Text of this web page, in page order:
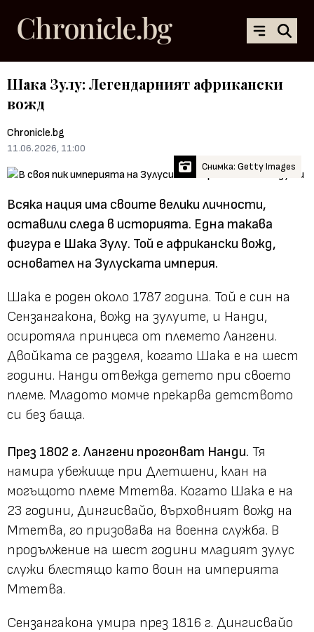
Шака Зулу: Легендарният африкански
вожд
Chronicle.bg
11.06.2026, 11:00
Снимка: Getty Images
Всяка нация има своите велики личности,
оставили следа в историята. Една такава
фигура е Шака Зулу. Той е африкански вожд,
основател на Зулуската империя.
Шака е роден около 1787 година. Той е син на
Сензангакона, вожд на зулуите, и Нанди,
осиротяла принцеса от племето Лангени.
Двойката се разделя, когато Шака е на шест
години. Нанди отвежда детето при своето
племе. Младото момче прекарва детството
си без баща.
През 1802 г. Лангени прогонват Нанди. Тя
намира убежище при Длетшени, клан на
могъщото племе Мтетва. Когато Шака е на
23 години, Дингисвайо, върховният вожд на
Мтетва, го призовава на военна служба. В
продължение на шест години младият зулус
служи блестящо като воин на империята
Мтетва.
Сензангакона умира през 1816 г. Дингисвайо